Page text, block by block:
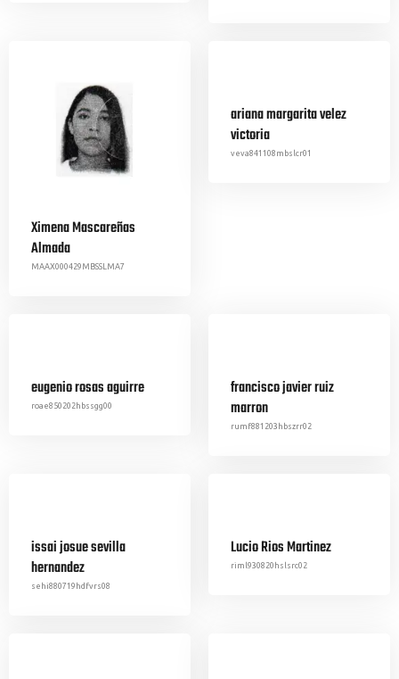
Ximena Mascareñas
Almada
MAAX000429MBSSLMA7
ariana margarita velez
victoria
veva841108mbslcr01
eugenio rosas aguirre
roae850202hbssgg00
francisco javier ruiz
marron
rumf881203hbszrr02
issai josue sevilla
hernandez
sehi880719hdfvrs08
Lucio Rios Martinez
riml930820hslsrc02